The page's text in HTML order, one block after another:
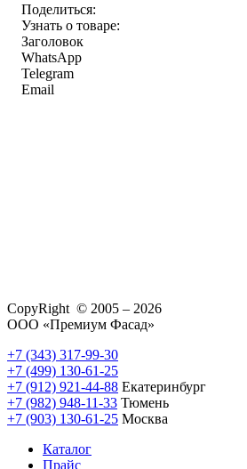
Поделиться:
Узнать о товаре:
Заголовок
WhatsApp
Telegram
Email
CopyRight © 2005 – 2026
ООО «Премиум Фасад»
+7 (343) 317-99-30
+7 (499) 130-61-25
+7 (912) 921-44-88 Екатеринбург
+7 (982) 948-11-33 Тюмень
+7 (903) 130-61-25 Москва
Каталог
Прайс